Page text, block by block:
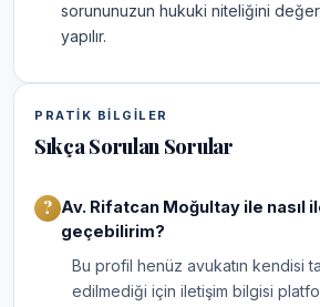
sorununuzun hukuki niteliğini
yapılır.
PRATIK BILGILER
Sıkça Sorulan Sorular
Av. Rifatcan Moğultay ile nasıl
geçebilirim?
Bu profil henüz avukatın kendisi
edilmediği için iletişim bilgisi